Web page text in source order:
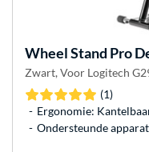
Wheel Stand Pro
Zwart, Voor Logitech
(1)
Ergonomie:
Ondersteunde